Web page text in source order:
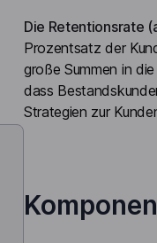
Die Retentionsrate
Prozentsatz der
große Summen in
dass
Strategien zur